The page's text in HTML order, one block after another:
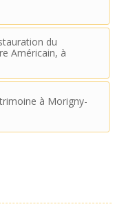
du
Américain, à
à Morigny-